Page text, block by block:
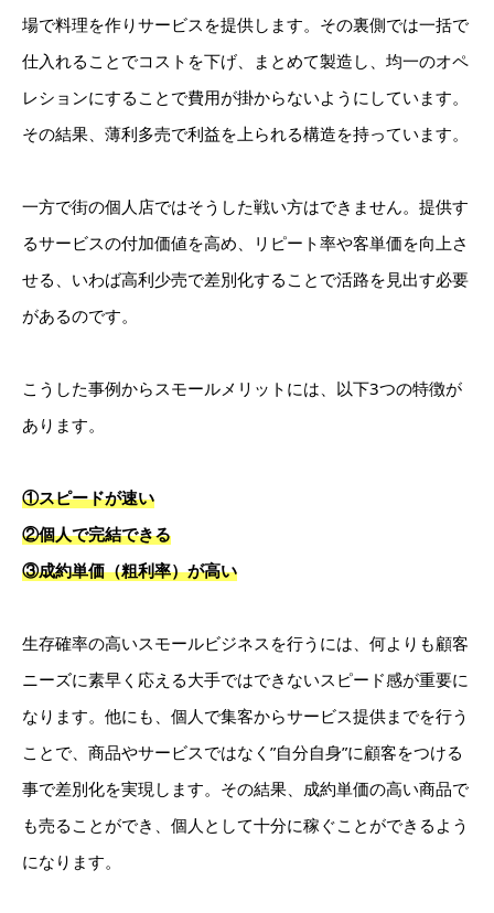
場で料理を作りサービスを提供します。その裏側では一括で
仕入れることでコストを下げ、まとめて製造し、均一のオペ
レションにすることで費用が掛からないようにしています。
その結果、薄利多売で利益を上られる構造を持っています。
一方で街の個人店ではそうした戦い方はできません。提供す
るサービスの付加価値を高め、リピート率や客単価を向上さ
せる、いわば高利少売で差別化することで活路を見出す必要
があるのです。
こうした事例からスモールメリットには、以下3つの特徴が
あります。
①スピードが速い
②個人で完結できる
③成約単価（粗利率）が高い
生存確率の高いスモールビジネスを行うには、何よりも顧客
ニーズに素早く応える大手ではできないスピード感が重要に
なります。他にも、個人で集客からサービス提供までを行う
ことで、商品やサービスではなく”自分自身”に顧客をつける
事で差別化を実現します。その結果、 成約単価の高い商品で
も売ることができ、個人として十分に稼ぐことができるよう
になります。